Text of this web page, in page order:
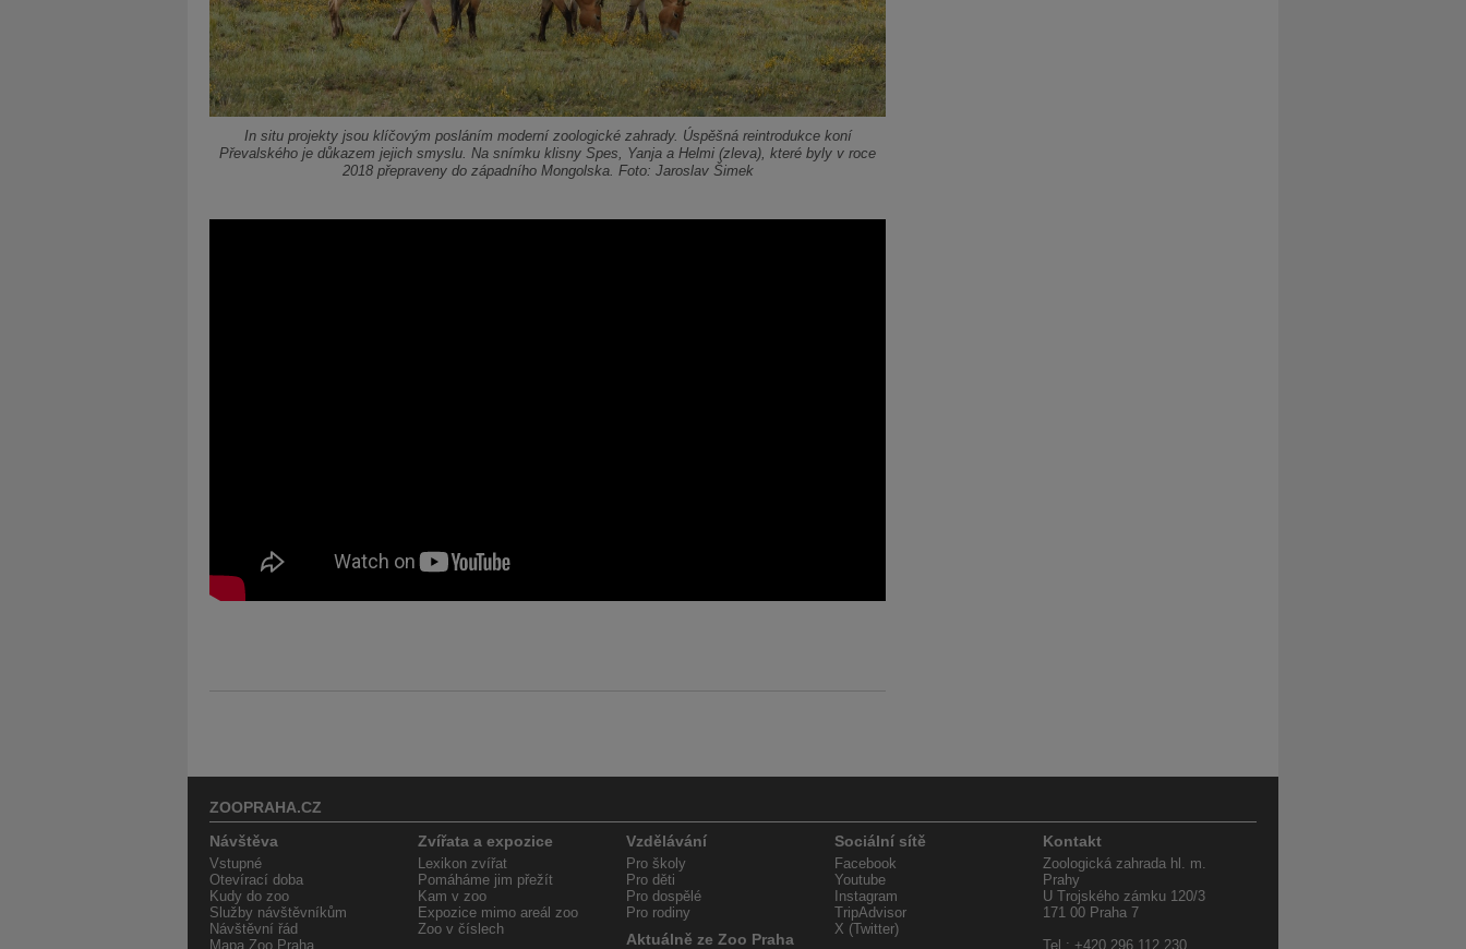
In situ projekty jsou klíčovým posláním moderní zoologické zahrady. Úspěšná reintrodukce koní
Převalského je důkazem jejich smyslu. Na snímku klisny Spes, Yanja a Helmi (zleva), které byly v roce
2018 přepraveny do západního Mongolska. Foto: Jaroslav Šimek
ZOOPRAHA.CZ
Návštěva
Vstupné
Otevírací doba
Kudy do zoo
Služby návštěvníkům
Návštěvní řád
Mapa Zoo Praha
Zvířata a expozice
Lexikon zvířat
Pomáháme jim přežít
Kam v zoo
Expozice mimo areál zoo
Zoo v číslech
Vzdělávání
Pro školy
Pro děti
Pro dospělé
Pro rodiny
Aktuálně ze Zoo Praha
Sociální sítě
Facebook
Youtube
Instagram
TripAdvisor
X (Twitter)
Kontakt
Zoologická zahrada hl. m.
Prahy
U Trojského zámku 120/3
171 00 Praha 7
Tel.: +420 296 112 230